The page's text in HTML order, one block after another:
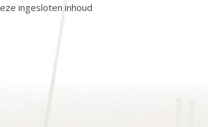
ingesloten inhoud